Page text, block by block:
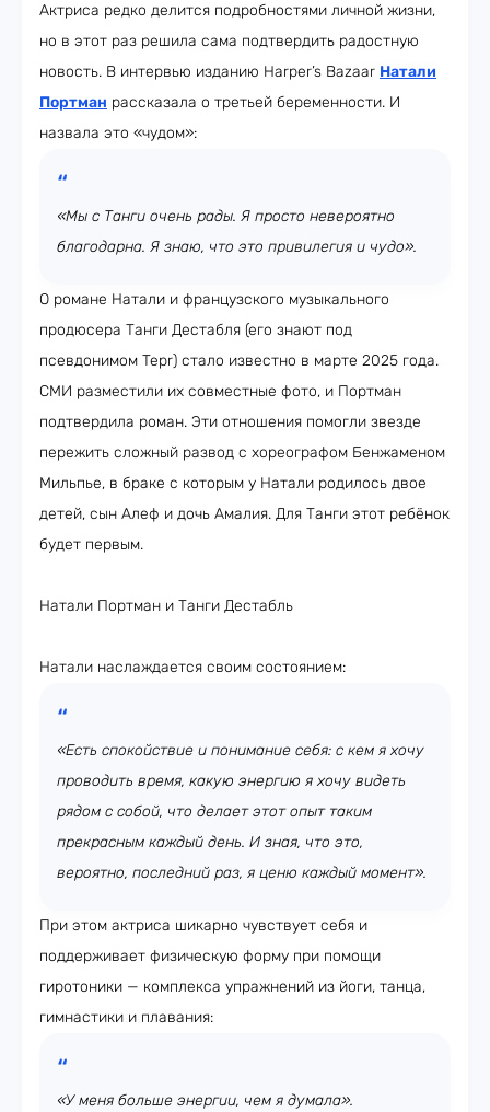
Актриса редко делится подробностями личной жизни,
но в этот раз решила сама подтвердить радостную
новость. В интервью изданию Harper’s Bazaar Натали
Портман рассказала о третьей беременности. И
назвала это «чудом»:
«Мы с Танги очень рады. Я просто невероятно
благодарна. Я знаю, что это привилегия и чудо».
О романе Натали и французского музыкального
продюсера Танги Дестабля (его знают под
псевдонимом Tepr) стало известно в марте 2025 года.
СМИ разместили их совместные фото, и Портман
подтвердила роман. Эти отношения помогли звезде
пережить сложный развод с хореографом Бенжаменом
Мильпье, в браке с которым у Натали родилось двое
детей, сын Алеф и дочь Амалия. Для Танги этот ребёнок
будет первым.
Натали Портман и Танги Дестабль
Натали наслаждается своим состоянием:
«Есть спокойствие и понимание себя: с кем я хочу
проводить время, какую энергию я хочу видеть
рядом с собой, что делает этот опыт таким
прекрасным каждый день. И зная, что это,
вероятно, последний раз, я ценю каждый момент».
При этом актриса шикарно чувствует себя и
поддерживает физическую форму при помощи
гиротоники — комплекса упражнений из йоги, танца,
гимнастики и плавания:
«У меня больше энергии, чем я думала».